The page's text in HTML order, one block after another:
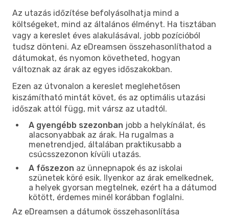
Az utazás időzítése befolyásolhatja mind a
költségeket, mind az általános élményt. Ha tisztában
vagy a kereslet éves alakulásával, jobb pozícióból
tudsz dönteni. Az eDreamsen összehasonlíthatod a
dátumokat, és nyomon követheted, hogyan
változnak az árak az egyes időszakokban.
Ezen az útvonalon a kereslet meglehetősen
kiszámítható mintát követ, és az optimális utazási
időszak attól függ, mit vársz az utadtól.
A gyengébb szezonban jobb a helykínálat, és
alacsonyabbak az árak. Ha rugalmas a
menetrendjed, általában praktikusabb a
csúcsszezonon kívüli utazás.
A főszezon az ünnepnapok és az iskolai
szünetek köré esik. Ilyenkor az árak emelkednek,
a helyek gyorsan megtelnek, ezért ha a dátumod
kötött, érdemes minél korábban foglalni.
Az eDreamsen a dátumok összehasonlítása